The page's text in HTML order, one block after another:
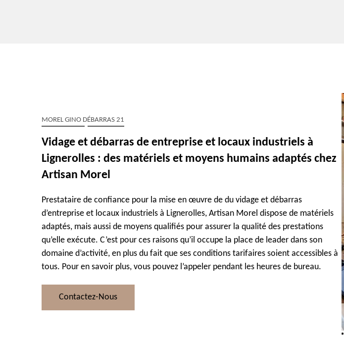
MOREL GINO DÉBARRAS 21
Vidage et débarras de entreprise et locaux industriels à
Lignerolles : des matériels et moyens humains adaptés chez
Artisan Morel
Prestataire de confiance pour la mise en œuvre de du vidage et débarras
d’entreprise et locaux industriels à Lignerolles, Artisan Morel dispose de matériels
adaptés, mais aussi de moyens qualifiés pour assurer la qualité des prestations
qu’elle exécute. C’est pour ces raisons qu’il occupe la place de leader dans son
domaine d’activité, en plus du fait que ses conditions tarifaires soient accessibles à
tous. Pour en savoir plus, vous pouvez l’appeler pendant les heures de bureau.
Contactez-Nous